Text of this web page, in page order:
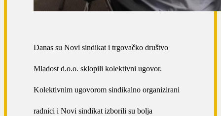
Danas su Novi sindikat i trgovačko društvo
Mladost d.o.o. sklopili kolektivni ugovor.
Kolektivnim ugovorom sindikalno organizirani
radnici i Novi sindikat izborili su bolja